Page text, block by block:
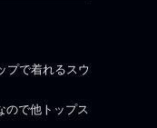
プで着れるスウ
ので他トップス